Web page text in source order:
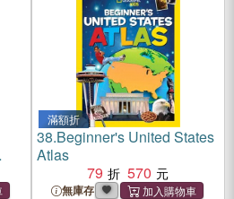
滿額折
38.Beginner's United States
Atlas
79
570
無庫存